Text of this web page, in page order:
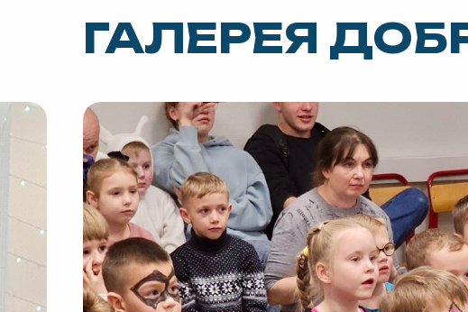
ГАЛЕРЕЯ